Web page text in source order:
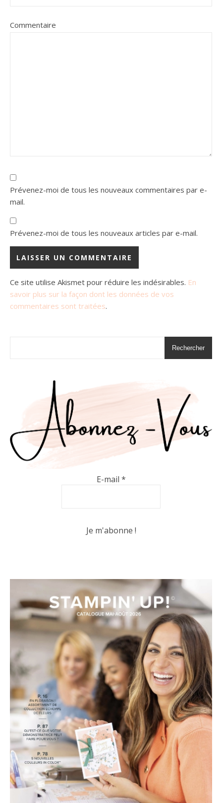
Commentaire
Prévenez-moi de tous les nouveaux commentaires par e-
mail.
Prévenez-moi de tous les nouveaux articles par e-mail.
Ce site utilise Akismet pour réduire les indésirables. En
savoir plus sur la façon dont les données de vos
commentaires sont traitées.
Rechercher
E-mail *